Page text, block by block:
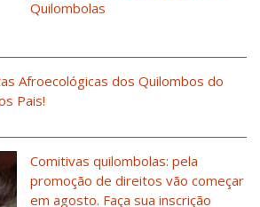
Quilombolas
Afroecológicas dos Quilombos do
Pais!
Comitivas quilombolas: pela
promoção de direitos vão começar
em agosto. Faça sua inscrição